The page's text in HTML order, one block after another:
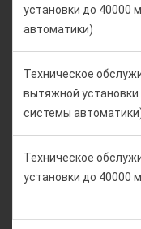
установки до 40000 м
автоматики)
Техническое
вытяжной установки
системы
Техническое
установки до 40000 м